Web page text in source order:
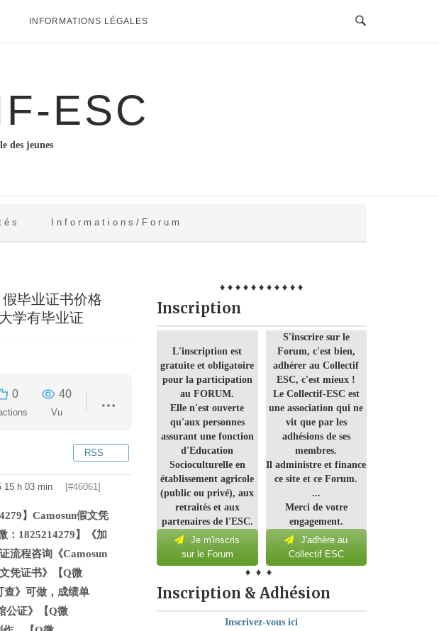
INFORMATIONS LÉGALES
ESC
des jeunes
é s I n f o r m a t i o n s / F o r u m
毕业证书价格
学有毕业证
0 40
Vu
RSS
15 h 03 min [#46061]
】Camosun假文凭
：1825214279】《加
流程咨询《Camosun
凭证书》【Q微
查》可做，成绩单
公证》【Q微
♦ ♦ ♦ ♦ ♦ ♦ ♦ ♦ ♦ ♦ ♦
Inscription
L'inscription est
gratuite et obligatoire
pour la participation
au FORUM.
Elle n'est ouverte
qu'aux personnes
assurant une fonction
d'Education
Socioculturelle en
établissement agricole
(public ou privé), aux
retraités et aux
partenaires de l'ESC.
Je m'inscris
sur le Forum
S'inscrire sur le
Forum, c'est bien,
adhérer au Collectif
ESC, c'est mieux !
Le Collectif-ESC est
une association qui ne
vit que par les
adhésions de ses
membres.
Il administre et finance
ce site et ce Forum.
...
Merci de votre
engagement.
J'adhère au
Collectif ESC
♦ ♦ ♦
Inscription & Adhésion
Inscrivez-vous ici